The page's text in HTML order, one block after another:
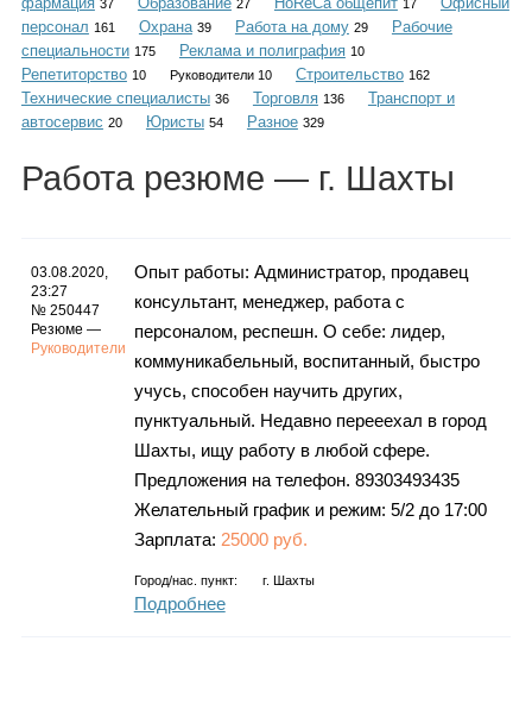
Каталог
Гороскоп
Карты
Фотогалерея
37 27 17
персонал 161 Охрана 39 Работа на дому 29
Рабочие
специальности 175 Реклама и полиграфия 10
Репетиторство 10 Руководители 10 Строительство 162
Технические специалисты 36 Торговля 136
Транспорт и
автосервис 20 Юристы 54 Разное 329
Работа резюме — г. Шахты
03.08.2020,
23:27
№ 250447
Резюме —
Руководители
Опыт работы: Администратор, продавец
консультант, менеджер, работа с
персоналом, респешн. О себе: лидер,
коммуникабельный, воспитанный, быстро
учусь, способен научить других,
пунктуальный. Недавно перееехал в город
Шахты, ищу работу в любой сфере.
Предложения на телефон. 89303493435
Желательный график и режим: 5/2 до 17:00
Зарплата: 25000 руб.
Город/нас. пункт: г. Шахты
Подробнее